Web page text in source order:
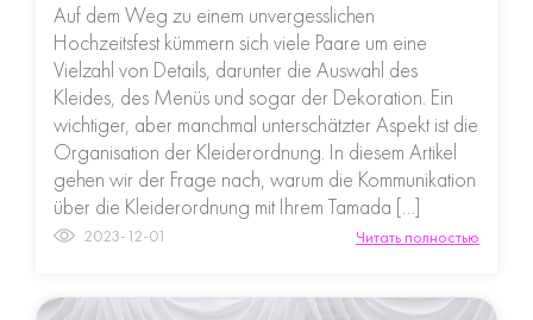
Auf dem Weg zu einem unvergesslichen
Hochzeitsfest kümmern sich viele Paare um eine
Vielzahl von Details, darunter die Auswahl des
Kleides, des Menüs und sogar der Dekoration. Ein
wichtiger, aber manchmal unterschätzter Aspekt ist die
Organisation der Kleiderordnung. In diesem Artikel
gehen wir der Frage nach, warum die Kommunikation
über die Kleiderordnung mit Ihrem Tamada […]
2023-12-01 Читать полностью